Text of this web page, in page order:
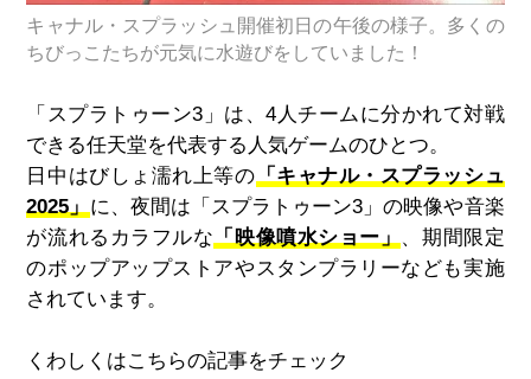
キャナル・スプラッシュ開催初日の午後の様子。多くの
ちびっこたちが元気に水遊びをしていました！
「スプラトゥーン3」は、4人チームに分かれて対戦
できる任天堂を代表する人気ゲームのひとつ。
日中はびしょ濡れ上等の「キャナル・スプラッシュ
2025」に、夜間は「スプラトゥーン3」の映像や音楽
が流れるカラフルな「映像噴水ショー」、期間限定
のポップアップストアやスタンプラリーなども実施
されています。
くわしくはこちらの記事をチェック